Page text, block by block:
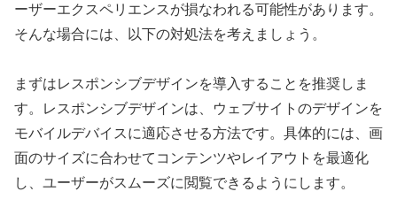
ーザーエクスペリエンスが損なわれる可能性があります。
そんな場合には、以下の対処法を考えましょう。
まずはレスポンシブデザインを導入することを推奨しま
す。レスポンシブデザインは、ウェブサイトのデザインを
モバイルデバイスに適応させる方法です。具体的には、画
面のサイズに合わせてコンテンツやレイアウトを最適化
し、ユーザーがスムーズに閲覧できるようにします。